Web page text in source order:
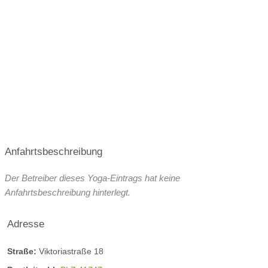
Anfahrtsbeschreibung
Der Betreiber dieses Yoga-Eintrags hat keine
Anfahrtsbeschreibung hinterlegt.
Adresse
Straße: Viktoriastraße 18